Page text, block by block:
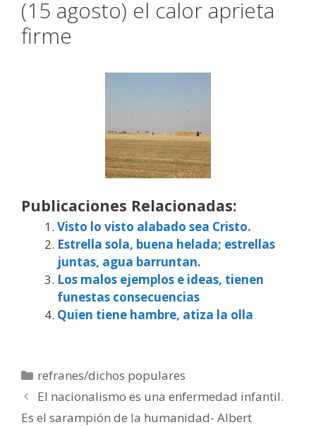
(15 agosto) el calor aprieta
firme
Publicaciones Relacionadas:
Visto lo visto alabado sea Cristo.
Estrella sola, buena helada; estrellas
juntas, agua barruntan.
Los malos ejemplos e ideas, tienen
funestas consecuencias
Quien tiene hambre, atiza la olla
Categorías
refranes/dichos populares
El nacionalismo es una enfermedad infantil.
Es el sarampión de la humanidad- Albert